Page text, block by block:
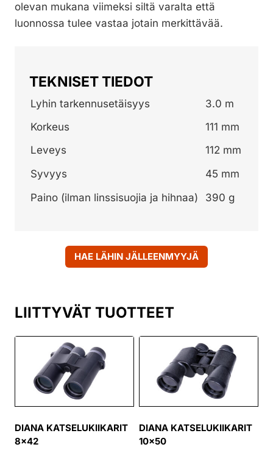
olevan mukana viimeksi siltä varalta että
luonnossa tulee vastaa jotain merkittävää.
TEKNISET TIEDOT
Lyhin tarkennusetäisyys
3.0 m
Korkeus
111 mm
Leveys
112 mm
Syvyys
45 mm
Paino (ilman linssisuojia ja hihnaa)
390 g
HAE LÄHIN JÄLLEENMYYJÄ
LIITTYVÄT TUOTTEET
DIANA KATSELUKIIKARIT
8×42
DIANA KATSELUKIIKARIT
10×50